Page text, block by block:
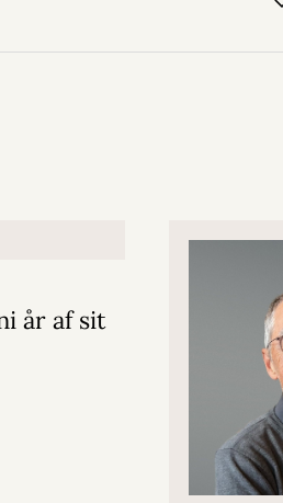
år af sit